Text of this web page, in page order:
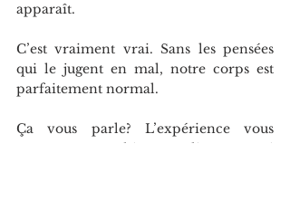
apparaît.
C’est vraiment vrai. Sans les pensées
qui le jugent en mal, notre corps est
parfaitement normal.
Ça vous parle? L’expérience vous
tente? Mon coaching, mes livres et moi